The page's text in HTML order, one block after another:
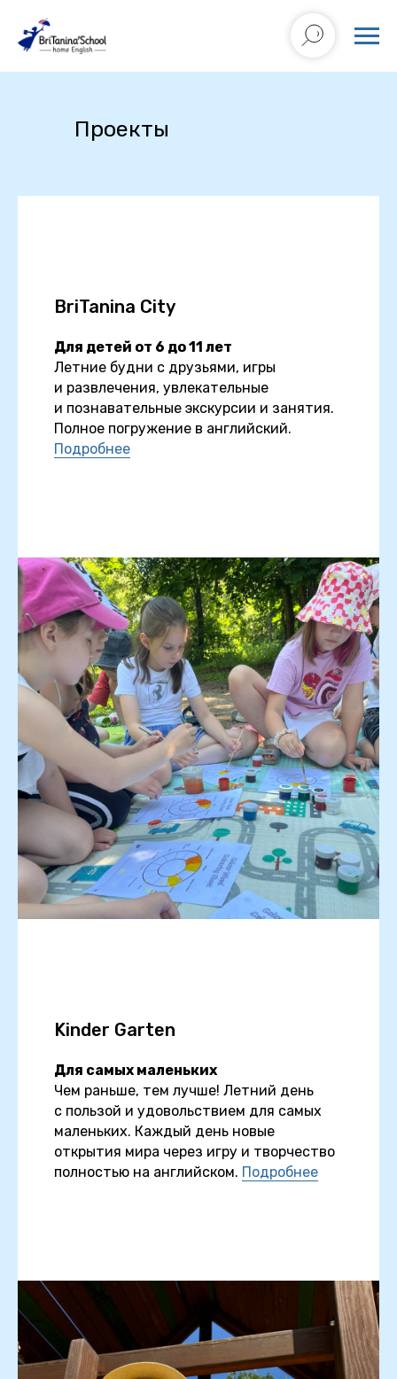
Проекты
BriTanina City
Для детей от 6 до 11 лет
Летние будни с друзьями, игры
и развлечения, увлекательные
и познавательные экскурсии и занятия.
Полное погружение в английский.
Подробнее
Kinder Garten
Для самых маленьких
Чем раньше, тем лучше! Летний день
с пользой и удовольствием для самых
маленьких. Каждый день новые
открытия мира через игру и творчество
полностью на английском. Подробнее